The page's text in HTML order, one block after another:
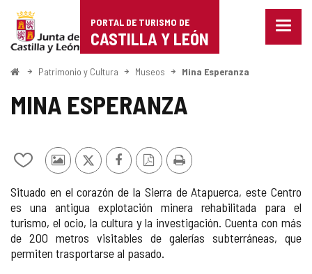
Portal
de
Turismo
de
Castilla
León
PORTAL DE TURISMO DE
CASTILLA Y LEÓN
Menu
InicioPatrimonio y Cultura Museos Mina Esperanza
MINA ESPERANZA
Añadir/quitar
mis
cuadernos
Fotos
otros
turistas
X FacebookVersiónImprimir
Situado en el corazón de la Sierra de Atapuerca, este Centro
es una antigua explotación minera rehabilitada para el
turismo, el ocio, la cultura y la investigación. Cuenta con más
de 200 metros visitables de galerías subterráneas, que
permiten trasportarse al pasado.